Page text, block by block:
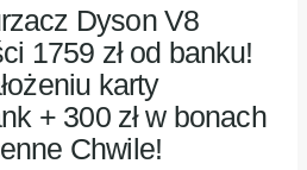
Dyson V8
1759 zł od banku!
karty
+ 300 zł w bonach
Chwile!